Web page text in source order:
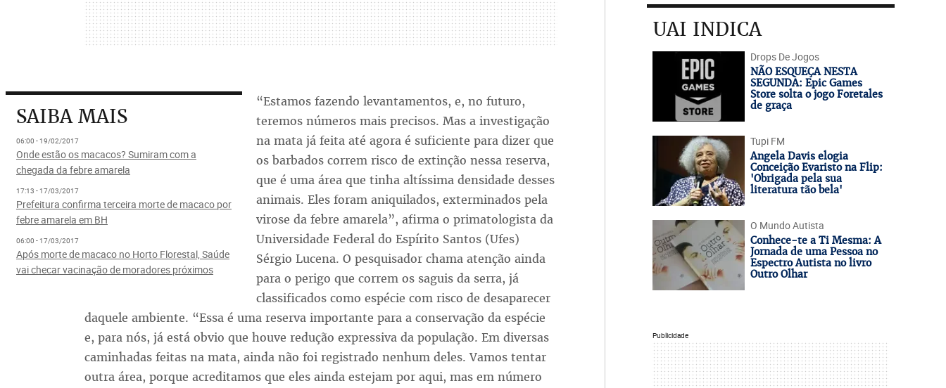
SAIBA MAIS
06:00 - 19/02/2017
Onde estão os macacos? Sumiram com a
chegada da febre amarela
17:13 - 17/03/2017
Prefeitura confirma terceira morte de macaco por
febre amarela em BH
06:00 - 17/03/2017
Após morte de macaco no Horto Florestal, Saúde
vai checar vacinação de moradores próximos
“Estamos fazendo levantamentos, e, no futuro,
teremos números mais precisos. Mas a investigação
na mata já feita até agora é suficiente para dizer que
os barbados correm risco de extinção nessa reserva,
que é uma área que tinha altíssima densidade desses
animais. Eles foram aniquilados, exterminados pela
virose da febre amarela”, afirma o primatologista da
Universidade Federal do Espírito Santos (Ufes)
Sérgio Lucena. O pesquisador chama atenção ainda
para o perigo que correm os saguis da serra, já
classificados como espécie com risco de desaparecer
daquele ambiente. “Essa é uma reserva importante para a conservação da espécie
e, para nós, já está obvio que houve redução expressiva da população. Em diversas
caminhadas feitas na mata, ainda não foi registrado nenhum deles. Vamos tentar
outra área, porque acreditamos que eles ainda estejam por aqui, mas em número
UAI INDICA
Drops De Jogos
NÃO ESQUEÇA NESTA
SEGUNDA: Epic Games
Store solta o jogo Foretales
de graça
Tupi FM
Angela Davis elogia
Conceição Evaristo na Flip:
'Obrigada pela sua
literatura tão bela'
O Mundo Autista
Conhece-te a Ti Mesma: A
Jornada de uma Pessoa no
Espectro Autista no livro
Outro Olhar
Publicidade